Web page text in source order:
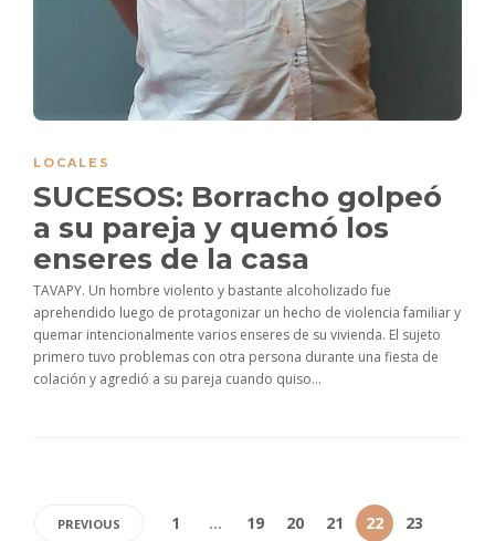
LOCALES
SUCESOS: Borracho golpeó
a su pareja y quemó los
enseres de la casa
TAVAPY. Un hombre violento y bastante alcoholizado fue
aprehendido luego de protagonizar un hecho de violencia familiar y
quemar intencionalmente varios enseres de su vivienda. El sujeto
primero tuvo problemas con otra persona durante una fiesta de
colación y agredió a su pareja cuando quiso...
PREVIOUS 1 … 19 20 21 22 23